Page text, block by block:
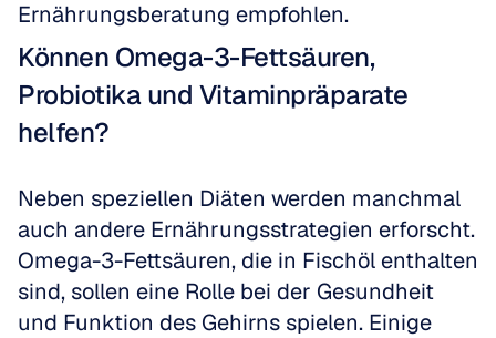
Ernährungsberatung empfohlen.
Können Omega-3-Fettsäuren,
Probiotika und Vitaminpräparate
helfen?
Neben speziellen Diäten werden manchmal
auch andere Ernährungsstrategien erforscht.
Omega-3-Fettsäuren, die in Fischöl enthalten
sind, sollen eine Rolle bei der Gesundheit
und Funktion des Gehirns spielen. Einige